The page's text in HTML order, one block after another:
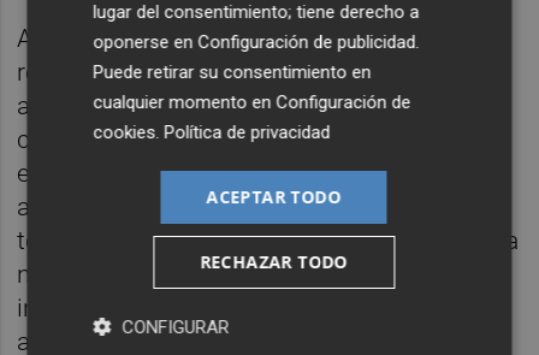
Asimismo, ha confirmado que Albares "ha
renovado su agradecimiento" a las
autoridades argelinas por la liberación del
ciudadano español secuestrado en enero en
el sur del país y ha agregado que han
abordado también "los acontecimientos en
torno a la causa palestina y han subrayado la
necesidad de continuar los esfuerzos
internacionales destinados a encontrar un
acuerdo justo y definitivo al conflicto en
lugar del consentimiento; tiene derecho a
oponerse enConfiguración de publicidad.
Puede retirar su consentimiento en
cualquier momento enConfiguración de
cookies.Política de privacidad
ACEPTAR TODO
RECHAZAR TODO
CONFIGURAR